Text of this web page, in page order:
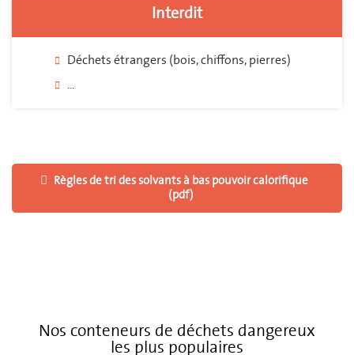
Interdit
Déchets étrangers (bois, chiffons, pierres)
...
Règles de tri des solvants à bas pouvoir calorifique
(pdf)
Nos conteneurs de déchets dangereux
les plus populaires